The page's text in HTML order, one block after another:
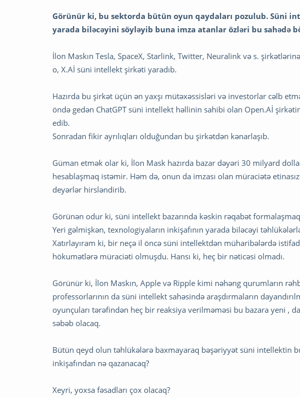
Görünür ki, bu sektorda bütün oyun qaydaları pozulub. Süni
yarada biləcəyini söyləyib buna imza atanlar özləri bu sahədə
İlon Maskın Tesla, SpaceX, Starlink, Twitter, Neuralink və s.
o, X.Aİ süni intellekt şirkəti yaradıb.
Hazırda bu şirkət üçün ən yaxşı mütəxəssisləri və investorlar cəlb
öndə gedən ChatGPT süni intellekt həllinin sahibi olan Open.Aİ
edib.
Sonradan fikir ayrılıqları olduğundan bu şirkətdən kənarlaşıb.
Güman etmək olar ki, İlon Mask hazırda bazar dəyəri 30 milyard
hesablaşmaq istəmir. Həm də, onun da imzası olan müraciətə
deyərlər hirsləndirib.
Görünən odur ki, süni intellekt bazarında kəskin rəqabət
Yeri gəlmişkən, texnologiyaların inkişafının yarada biləcəyi
Xatırlayıram ki, bir neçə il öncə süni intellektdən müharibələrdə
hökumətlərə müraciəti olmuşdu. Hansı ki, heç bir nəticəsi olmadı.
Görünür ki, İlon Maskın, Apple və Ripple kimi nəhəng qurumların
professorlarının da süni intellekt sahəsində araşdırmaların
oyunçuları tərəfindən heç bir reaksiya verilməməsi bu bazara yeni ,
səbəb olacaq.
Bütün qeyd olun təhlükələrə baxmayaraq bəşəriyyət süni intellektin
inkişafından nə qazanacaq?
Xeyri, yoxsa fəsadları çox olacaq?